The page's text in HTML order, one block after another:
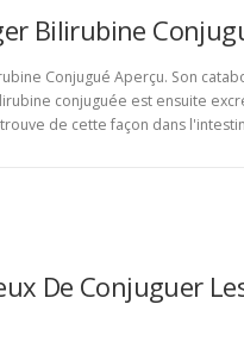
Bilirubine
Conjugué Aperçu. Son
conjuguée est ensuite
de cette façon dans
De Conjuguer